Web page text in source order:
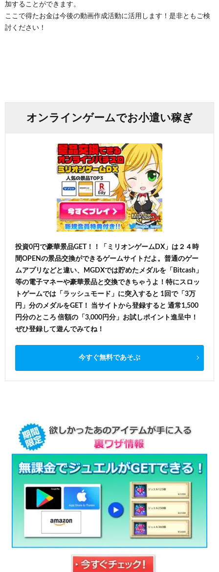
加することができます。
ここで得たお金は今後の動画作成活動に活用します！是非ともご検
討ください！
オンラインゲームでお小遣い稼ぎ
投資0円で豪華景品GET！！「ミリオンゲームDX」は２４時
間OPENの景品交換ができるゲームサイトだよ。普通のゲー
ムアプリなどと違い、MGDXでは貯めたメダルを「Bitcash」
等の電子マネーや豪華景品と交換できちゃうよ！特にスロッ
トゲームでは「ラッシュモード」に突入すると 1回で「3万
円」分のメダルをGET！ 当サイトから登録すると 通常1,500
円分のところ 倍額の「3,000円分」お試しポイント進呈中！
ぜひ登録して遊んでみてね！
今すぐ無料であそぶ